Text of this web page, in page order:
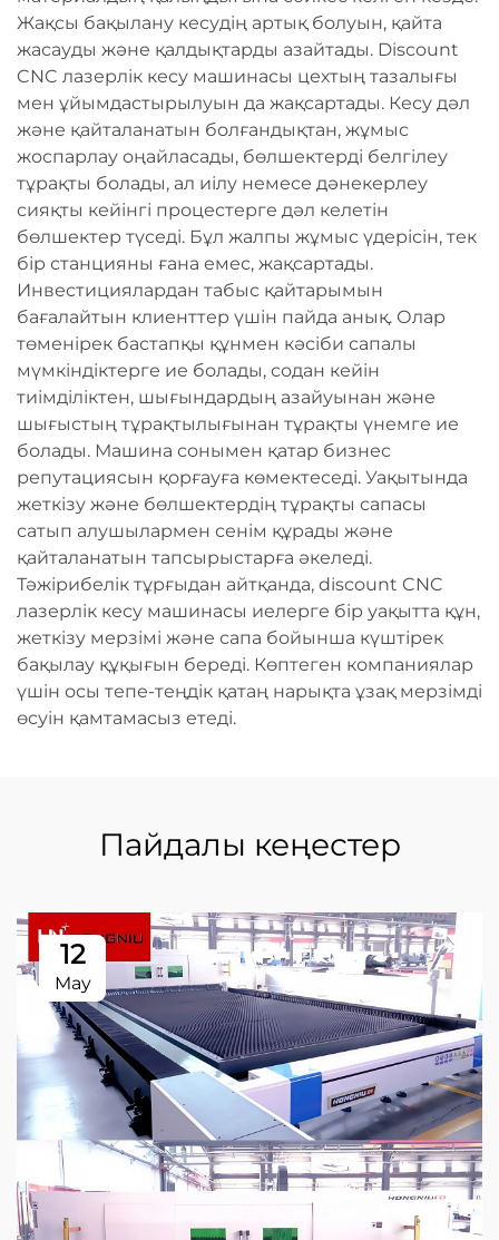
Жақсы бақылану кесудің артық болуын, қайта
жасауды және қалдықтарды азайтады. Discount
CNC лазерлік кесу машинасы цехтың тазалығы
мен ұйымдастырылуын да жақсартады. Кесу дәл
және қайталанатын болғандықтан, жұмыс
жоспарлау оңайласады, бөлшектерді белгілеу
тұрақты болады, ал иілу немесе дәнекерлеу
сияқты кейінгі процестерге дәл келетін
бөлшектер түседі. Бұл жалпы жұмыс үдерісін, тек
бір станцияны ғана емес, жақсартады.
Инвестициялардан табыс қайтарымын
бағалайтын клиенттер үшін пайда анық. Олар
төменірек бастапқы құнмен кәсіби сапалы
мүмкіндіктерге ие болады, содан кейін
тиімділіктен, шығындардың азайуынан және
шығыстың тұрақтылығынан тұрақты үнемге ие
болады. Машина сонымен қатар бизнес
репутациясын қорғауға көмектеседі. Уақытында
жеткізу және бөлшектердің тұрақты сапасы
сатып алушылармен сенім құрады және
қайталанатын тапсырыстарға әкеледі.
Тәжірибелік тұрғыдан айтқанда, discount CNC
лазерлік кесу машинасы иелерге бір уақытта құн,
жеткізу мерзімі және сапа бойынша күштірек
бақылау құқығын береді. Көптеген компаниялар
үшін осы тепе-теңдік қатаң нарықта ұзақ мерзімді
өсуін қамтамасыз етеді.
Пайдалы кеңестер
12
May